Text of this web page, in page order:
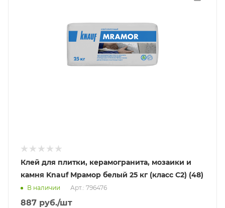
Клей для плитки, керамогранита, мозаики и
камня Knauf Мрамор белый 25 кг (класс C2) (48)
В наличии Арт.: 796476
887 руб./шт